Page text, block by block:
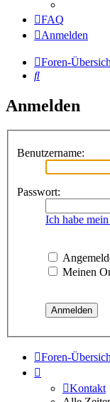
FAQ
Anmelden
Foren-
Suche
Anmelden
Benutzername:
Passwort:
Ich habe
Meinen
Foren-
Kontakt